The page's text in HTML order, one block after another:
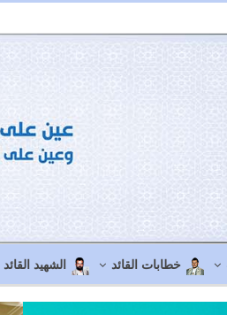
خطابات القائد الشهيد القائد